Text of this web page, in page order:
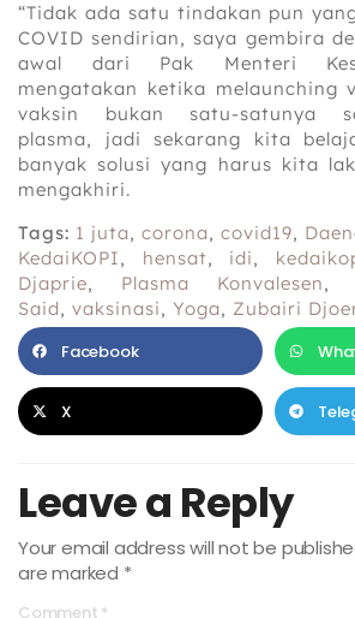
“Tidak ada satu tindakan pun
COVID sendirian, saya gembira
awal dari Pak Menteri
mengatakan ketika melaunching
vaksin bukan satu-satunya
plasma, jadi sekarang kita
banyak solusi yang harus kita
mengakhiri.
Tags: 1 juta, corona, covid19,
KedaiKOPI, hensat, idi,
Djaprie, Plasma Konvalesen,
Said, vaksinasi, Yoga, Zubairi
Facebook
X
Leave a Reply
Your email address will not be
are marked *
Comment *